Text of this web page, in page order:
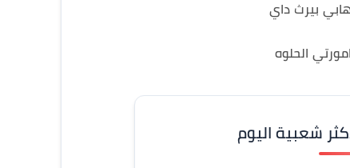
بيرث داي
امورتي الحلوه
شعبية اليوم